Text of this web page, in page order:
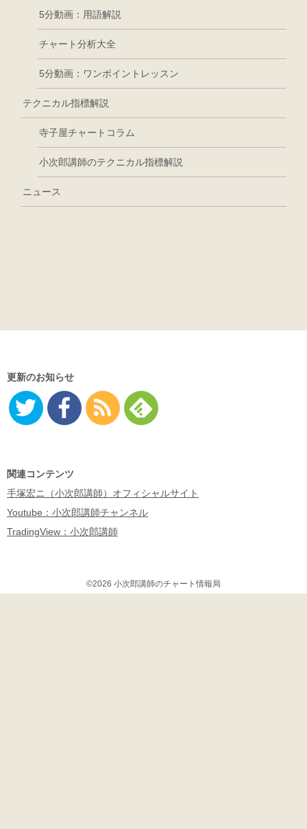
5分動画：用語解説
チャート分析大全
5分動画：ワンポイントレッスン
テクニカル指標解説
寺子屋チャートコラム
小次郎講師のテクニカル指標解説
ニュース
更新のお知らせ
関連コンテンツ
手塚宏ニ（小次郎講師）オフィシャルサイト
Youtube：小次郎講師チャンネル
TradingView：小次郎講師
©2026 小次郎講師のチャート情報局